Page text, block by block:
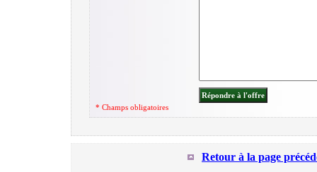
* Champs obligatoires
Retour à la page